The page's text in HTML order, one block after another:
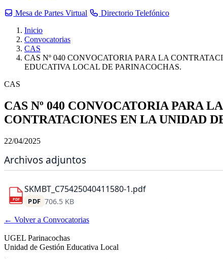
Mesa de Partes Virtual
Directorio Telefónico
Inicio
Convocatorias
CAS
CAS Nº 040 CONVOCATORIA PARA LA
EDUCATIVA LOCAL DE PARINACOCHAS.
CAS
CAS Nº 040 CONVOCATORIA PARA
CONTRATACIONES EN LA UNIDAD
22/04/2025
Archivos adjuntos
PDF
SKMBT_C75425040411580-1.pdf
PDF 706.5 KB
← Volver a Convocatorias
UGEL Parinacochas
Unidad de Gestión Educativa Local